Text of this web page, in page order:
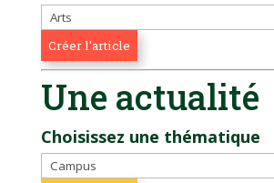
Une actualité
Choisissez une thématique